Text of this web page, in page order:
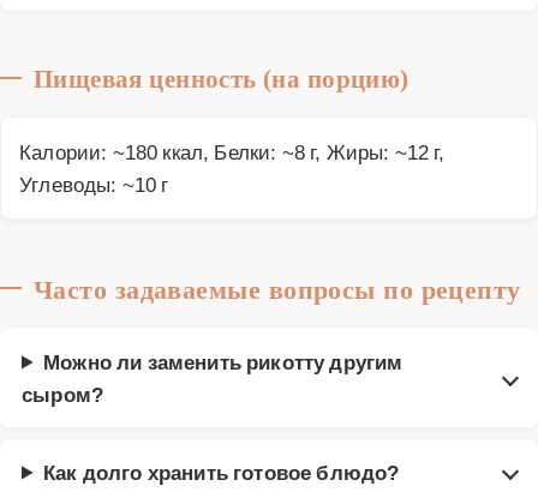
Пищевая ценность (на порцию)
Калории: ~180 ккал, Белки: ~8 г, Жиры: ~12 г,
Углеводы: ~10 г
Часто задаваемые вопросы по рецепту
Можно ли заменить рикотту другим
сыром?
Как долго хранить готовое блюдо?